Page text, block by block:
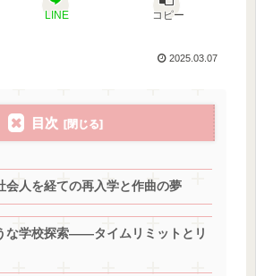
LINE コピー
2025.03.07
目次
人を経ての再入学と作曲の夢
な学校探索——タイムリミットとリ